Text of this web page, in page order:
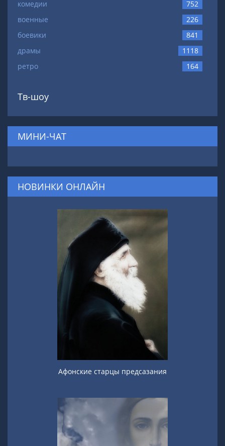
комедии
752
военные
226
боевики
841
драмы
1118
ретро
164
Тв-шоу
МИНИ-ЧАТ
НОВИНКИ ОНЛАЙН
Афонские старцы предсазания